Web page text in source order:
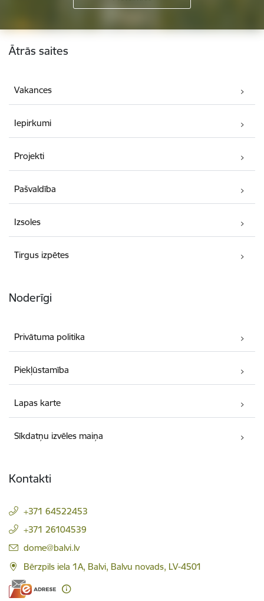
Kājene
Ātrās saites
Vakances
Iepirkumi
Projekti
Pašvaldība
Izsoles
Tirgus izpētes
Noderīgi
Privātuma politika
Piekļūstamība
Lapas karte
Sīkdatņu izvēles maiņa
Kontakti
+371 64522453
+371 26104539
E-pasts:
dome@balvi.lv
Bērzpils iela 1A, Balvi, Balvu novads, LV-4501